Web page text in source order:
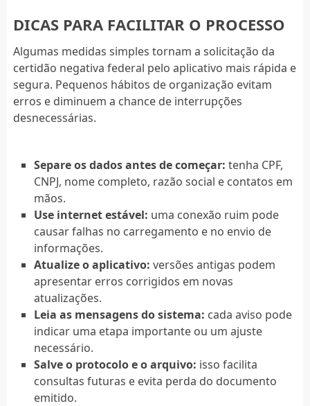
DICAS PARA FACILITAR O PROCESSO
Algumas medidas simples tornam a solicitação da
certidão negativa federal pelo aplicativo mais rápida e
segura. Pequenos hábitos de organização evitam
erros e diminuem a chance de interrupções
desnecessárias.
Separe os dados antes de começar: tenha CPF,
CNPJ, nome completo, razão social e contatos em
mãos.
Use internet estável: uma conexão ruim pode
causar falhas no carregamento e no envio de
informações.
Atualize o aplicativo: versões antigas podem
apresentar erros corrigidos em novas
atualizações.
Leia as mensagens do sistema: cada aviso pode
indicar uma etapa importante ou um ajuste
necessário.
Salve o protocolo e o arquivo: isso facilita
consultas futuras e evita perda do documento
emitido.